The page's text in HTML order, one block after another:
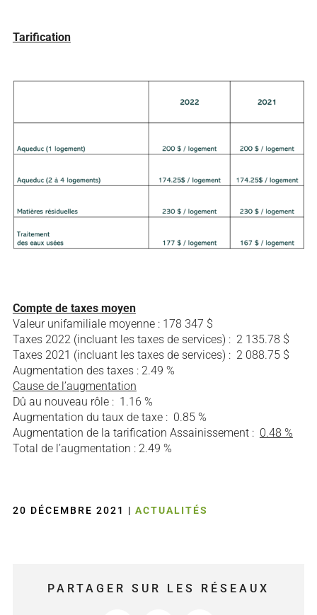
Tarification
Compte de taxes moyen
Valeur unifamiliale moyenne : 178 347 $
Taxes 2022 (incluant les taxes de services) : 2 135.78 $
Taxes 2021 (incluant les taxes de services) : 2 088.75 $
Augmentation des taxes : 2.49 %
Cause de l’augmentation
Dû au nouveau rôle : 1.16 %
Augmentation du taux de taxe : 0.85 %
Augmentation de la tarification Assainissement : 0.48 %
Total de l’augmentation : 2.49 %
20 DÉCEMBRE 2021 | ACTUALITÉS
PARTAGER SUR LES RÉSEAUX